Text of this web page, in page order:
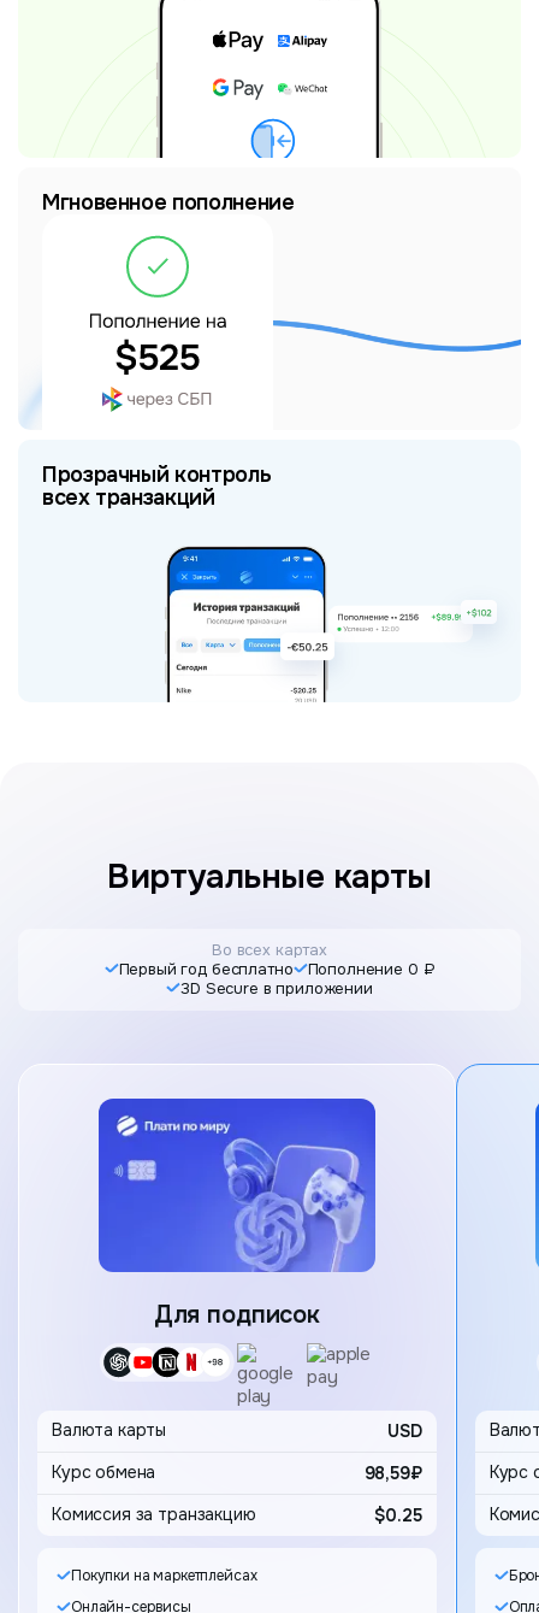
Мгновенное пополнение
Прозрачный контроль
всех транзакций
Виртуальные карты
Во всех картах
Первый год бесплатно
Пополнение 0 ₽
3D Secure в приложении
Карта
Для подписок
Валюта карты
USD
98,59₽
Комиссия за транзакцию $0.25
Покупки на маркетплейсах
Онлайн-сервисы